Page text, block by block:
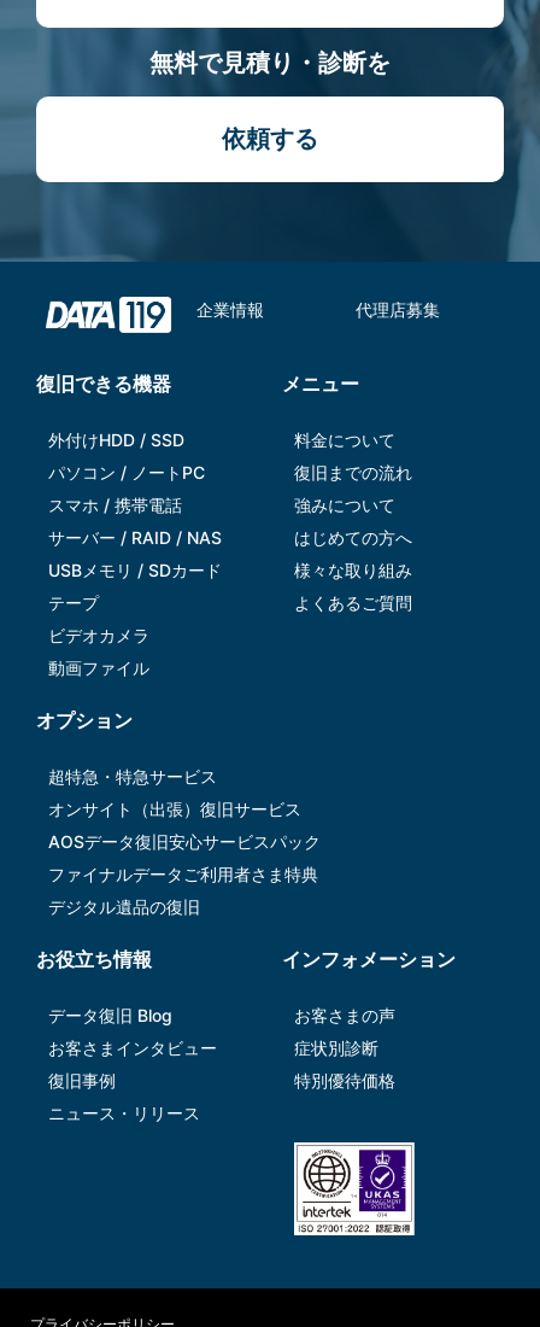
無料で見積り・診断を
依頼する
企業情報 代理店募集
復旧できる機器
外付けHDD / SSD
パソコン / ノートPC
スマホ / 携帯電話
サーバー / RAID / NAS
USBメモリ / SDカード
テープ
ビデオカメラ
動画ファイル
メニュー
料金について
復旧までの流れ
強みについて
はじめての方へ
様々な取り組み
よくあるご質問
オプション
超特急・特急サービス
オンサイト（出張）復旧サービス
AOSデータ復旧安⼼サービスパック
ファイナルデータご利⽤者さま特典
デジタル遺品の復旧
お役立ち情報
データ復旧 Blog
お客さまインタビュー
復旧事例
ニュース・リリース
インフォメーション
お客さまの声
症状別診断
特別優待価格